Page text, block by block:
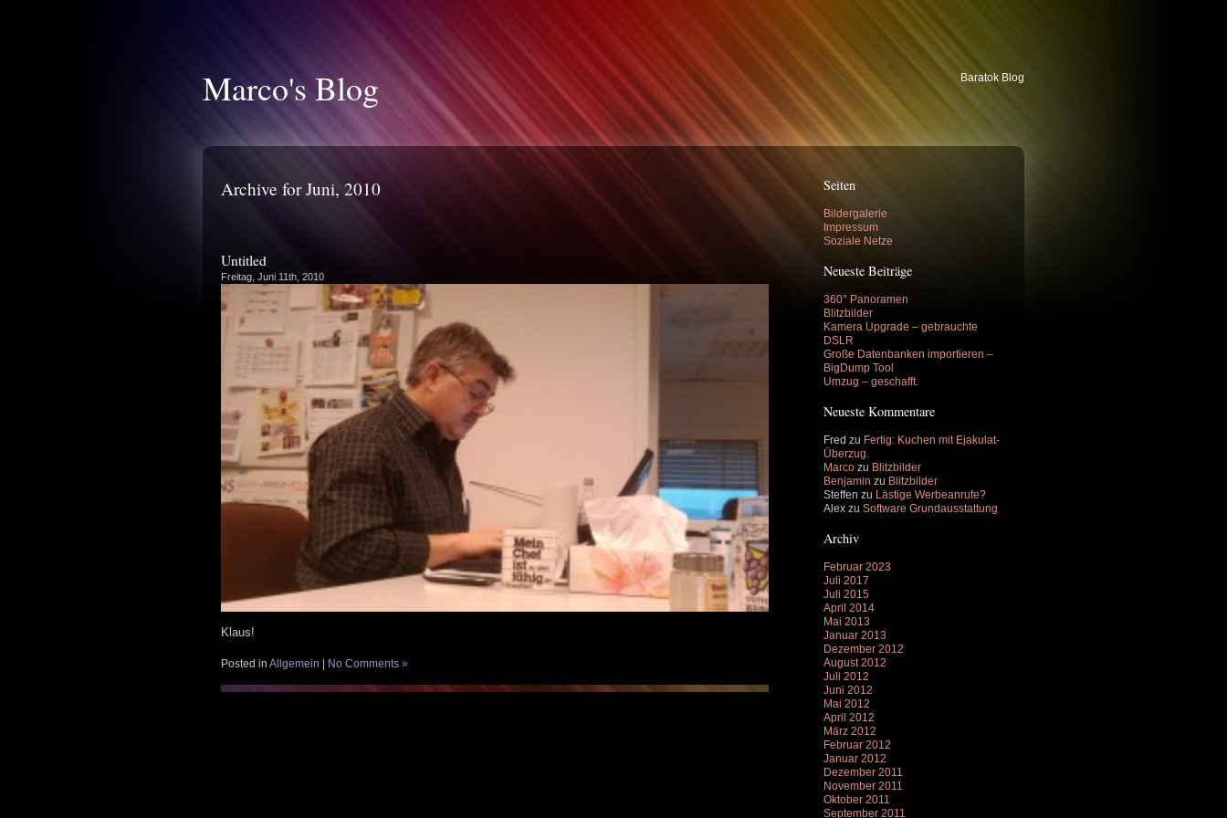
Marco's Blog Baratok Blog
Archive for Juni, 2010
Untitled
Freitag, Juni 11th, 2010
Klaus!
Posted in Allgemein | No Comments »
Seiten
Bildergalerie
Impressum
Soziale Netze
Neueste Beiträge
360° Panoramen
Blitzbilder
Kamera Upgrade – gebrauchte
DSLR
Große Datenbanken importieren –
BigDump Tool
Umzug – geschafft.
Neueste Kommentare
Fred zu Fertig: Kuchen mit Ejakulat-
Überzug.
Marco zu Blitzbilder
Benjamin zu Blitzbilder
Steffen zu Lästige Werbeanrufe?
Alex zu Software Grundausstattung
Archiv
Februar 2023
Juli 2017
Juli 2015
April 2014
Mai 2013
Januar 2013
Dezember 2012
August 2012
Juli 2012
Juni 2012
Mai 2012
April 2012
März 2012
Februar 2012
Januar 2012
Dezember 2011
November 2011
Oktober 2011
September 2011